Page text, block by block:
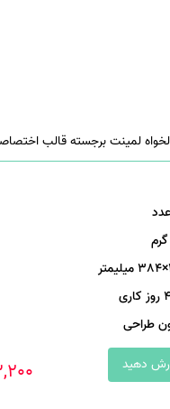
لمینت برجسته قالب
طراحی
دهید